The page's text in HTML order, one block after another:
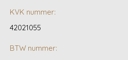
KVK nummer:
42021055
BTW nummer: